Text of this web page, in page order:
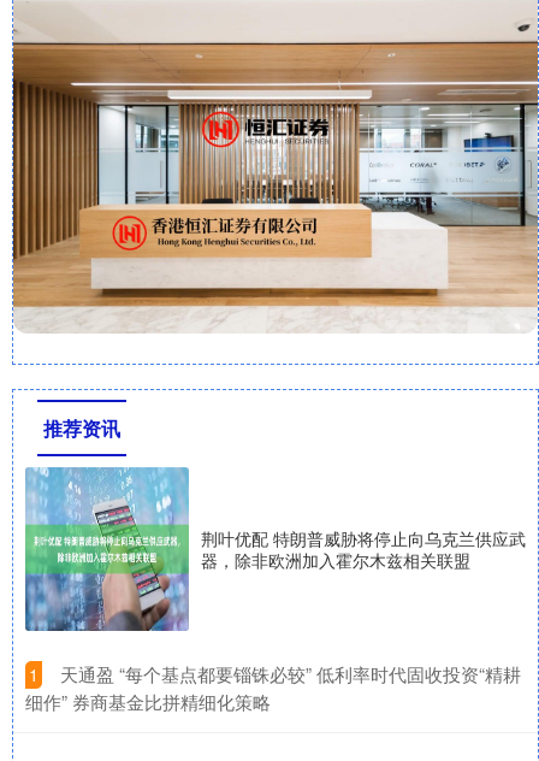
推荐资讯
荆叶优配 特朗普威胁将停止向乌克兰供应武
器，除非欧洲加入霍尔木兹相关联盟
1
​天通盈 “每个基点都要锱铢必较” 低利率时代固收投资“精耕
细作” 券商基金比拼精细化策略